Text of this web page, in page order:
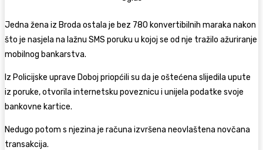
Jedna žena iz Broda ostala je bez 780 konvertibilnih maraka nakon
što je nasjela na lažnu SMS poruku u kojoj se od nje tražilo ažuriranje
mobilnog bankarstva.
Iz Policijske uprave Doboj priopćili su da je oštećena slijedila upute
iz poruke, otvorila internetsku poveznicu i unijela podatke svoje
bankovne kartice.
Nedugo potom s njezina je računa izvršena neovlaštena novčana
transakcija.